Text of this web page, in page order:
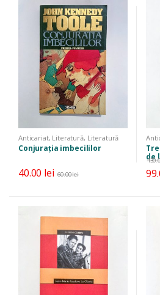
Anticariat, Literatură, Literatură
universală
Conjurația imbecililor
40.00 lei 60.00lei
de